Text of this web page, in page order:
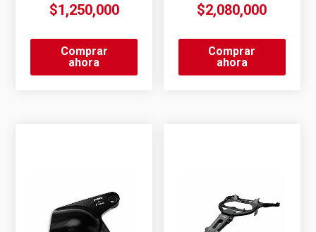
$1,250,000
Comprar
ahora
$2,080,000
Comprar
ahora